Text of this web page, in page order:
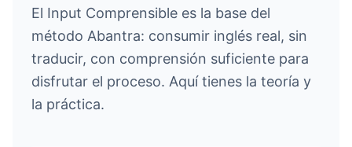
Anki Sync
استكشف القصص
اختبار المستوى
El Input Comprensible es la base del
método Abantra: consumir inglés real, sin
traducir, con comprensión suficiente para
disfrutar el proceso. Aquí tienes la teoría y
la práctica.